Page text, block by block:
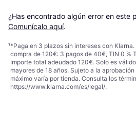
¿Has encontrado algún error en este
Comunícalo aquí.
¹*Paga en 3 plazos sin intereses con
compra de 120€: 3 pagos de 40€, TIN 0 %
Importe total adeudado 120€. Solo es
mayores de 18 años. Sujeto a la
máximo varía por tienda. Consulta los
https://www.klarna.com/es/legal/.